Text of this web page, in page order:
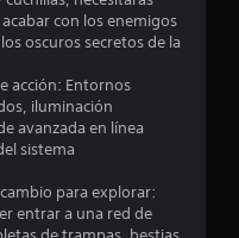
4
7
e
con los enemigos
oscuros secretos de la
acción: Entornos
iluminación
avanzada en línea
sistema
para explorar:
entrar a una red de